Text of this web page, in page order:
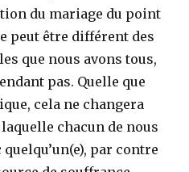
du mariage du point
peut être différent des
que nous avons tous,
pas. Quelle que
cela ne changera
chacun de nous
quelqu’un(e), par contre